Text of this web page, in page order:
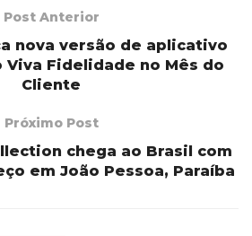
Post Anterior
nova versão de aplicativo
Fidelidade no Mês do
Cliente
Próximo Post
chega ao Brasil com
em João Pessoa, Paraíba